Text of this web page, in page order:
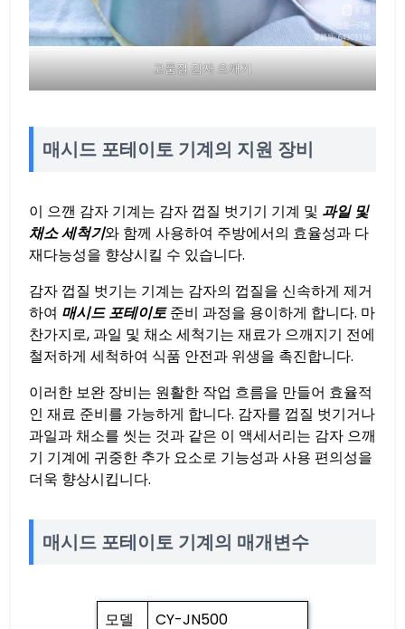
고품질 감자 으깨기
매시드 포테이토 기계의 지원 장비
이 으깬 감자 기계는 감자 껍질 벗기기 기계 및 과일 및
채소 세척기와 함께 사용하여 주방에서의 효율성과 다
재다능성을 향상시킬 수 있습니다.
감자 껍질 벗기는 기계는 감자의 껍질을 신속하게 제거
하여 매시드 포테이토준비 과정을 용이하게 합니다. 마
찬가지로, 과일 및 채소 세척기는 재료가 으깨지기 전에
철저하게 세척하여 식품 안전과 위생을 촉진합니다.
이러한 보완 장비는 원활한 작업 흐름을 만들어 효율적
인 재료 준비를 가능하게 합니다. 감자를 껍질 벗기거나
과일과 채소를 씻는 것과 같은 이 액세서리는 감자 으깨
기 기계에 귀중한 추가 요소로 기능성과 사용 편의성을
더욱 향상시킵니다.
매시드 포테이토 기계의 매개변수
모델
CY-JN500